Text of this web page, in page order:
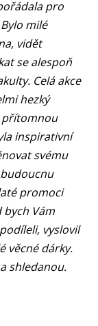
pro
milé
vidět
se alespoň
Celá akce
hezký
přítomnou
inspirativní
svému
promoci
bych Vám
vyslovil
věcné dárky.
shledanou.